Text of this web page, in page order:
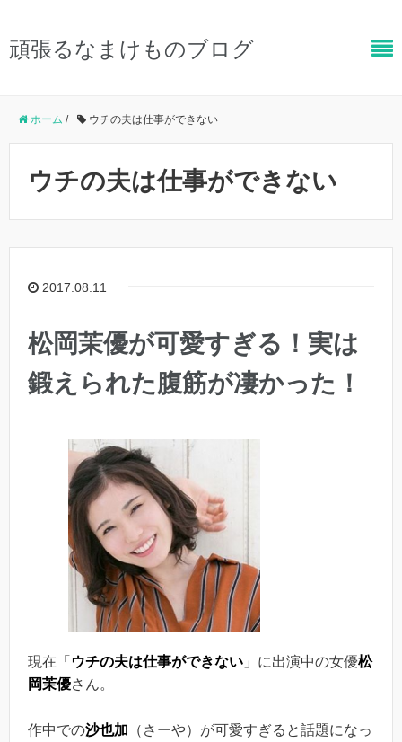
頑張るなまけものブログ
ホーム / ウチの夫は仕事ができない
ウチの夫は仕事ができない
2017.08.11
松岡茉優が可愛すぎる！実は
鍛えられた腹筋が凄かった！
現在「 ウチの夫は仕事ができない 」に出演中の女優松
岡茉優さん。
作中での沙也加 （さーや）が可愛すぎると話題になっ